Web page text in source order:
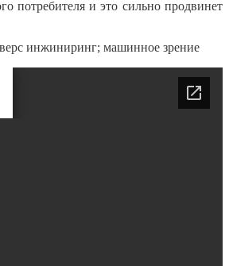
потребителя и это сильно продвинет
инжиниринг; машинное зрение